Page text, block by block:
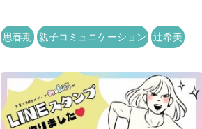
思春期 親子コミュニケーション 辻希美